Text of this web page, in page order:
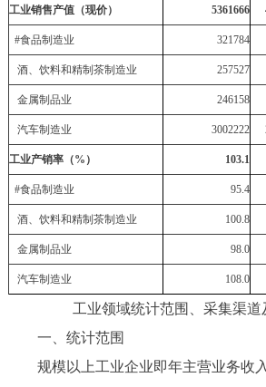
工业销售产值（现价） 5361666
#食品制造业 321784
酒、饮料和精制茶制造业 257527
金属制品业 246158
汽车制造业 3002222
工业产销率（%） 103.1
#食品制造业 95.4
酒、饮料和精制茶制造业 100.8
金属制品业 98.0
汽车制造业 108.0
工业领域统计范围、采集渠道
一、统计范围
规模以上工业企业即年主营业务收入